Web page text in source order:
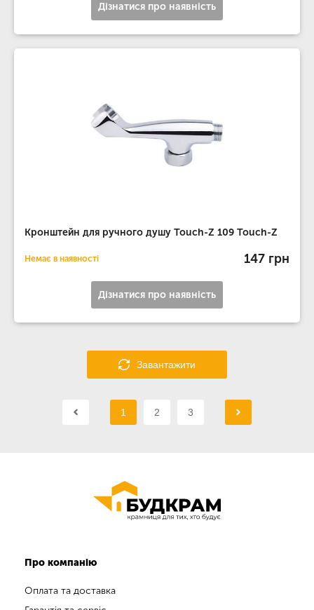
Дізнатися про наявність
Кронштейн для ручного душу Touch-Z 109 Touch-Z
Немає в наявності 147 грн
Дізнатися про наявність
Завантажити
1 2 3
Про компанію
Оплата та доставка